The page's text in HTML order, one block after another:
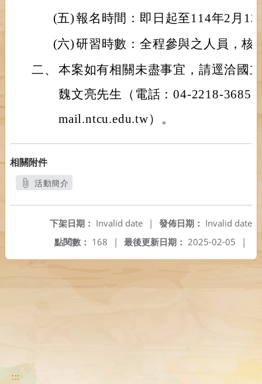
(五)報名時間：即日起至114年2月13
(六)研習時數：全程參與之人員，核
二、 本案如有相關未盡事宜，請逕洽國
魏文亮先生（電話：04-2218-3685
mail.ntcu.edu.tw）。
相關附件
活動簡介
發佈日期： Invalid date
下架日期： Invalid date
|
最後更新日期： 2025-02-05 |
點閱數： 168 |
:::